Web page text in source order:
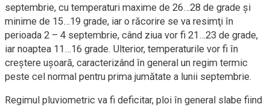
septembrie, cu temperaturi maxime de 26…28 de grade şi
minime de 15…19 grade, iar o răcorire se va resimţi în
perioada 2 – 4 septembrie, când ziua vor fi 21…23 de grade,
iar noaptea 11…16 grade. Ulterior, temperaturile vor fi în
creştere uşoară, caracterizând în general un regim termic
peste cel normal pentru prima jumătate a lunii septembrie.
Regimul pluviometric va fi deficitar, ploi în general slabe fiind